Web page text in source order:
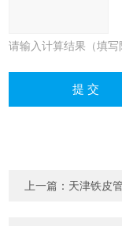
请输入计算结果（填
上一篇： 天津铁皮